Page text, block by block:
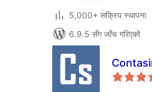
5,000+ सक्रिय स्थापना
6.9.5 सँग जाँच गरिएको